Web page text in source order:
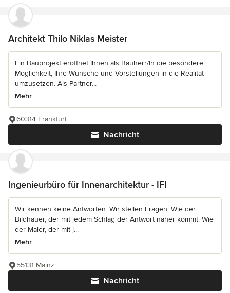
Architekt Thilo Niklas Meister
Ein Bauprojekt eröffnet Ihnen als Bauherr/In die besondere
Möglichkeit, Ihre Wünsche und Vorstellungen in die Realität
umzusetzen. Als Partner...
Mehr
Nachricht
60314 Frankfurt
Ingenieurbüro für Innenarchitektur - IFI
Wir kennen keine Antworten. Wir stellen Fragen. Wie der
Bildhauer, der mit jedem Schlag der Antwort näher kommt. Wie
der Maler, der mit j...
Mehr
Nachricht
55131 Mainz